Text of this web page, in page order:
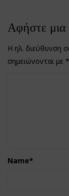
Αφήστε
Η ηλ. διεύθυνση
σημειώνονται με *
Name*